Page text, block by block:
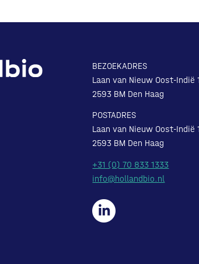
BEZOEKADRES
Laan van Nieuw Oost-Indië
2593 BM Den Haag
POSTADRES
Laan van Nieuw Oost-Indië
2593 BM Den Haag
+31 (0) 70 833 1333
info@hollandbio.nl